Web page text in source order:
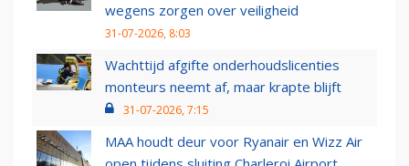
wegens zorgen over veiligheid
31-07-2026, 8:03
Wachttijd afgifte onderhoudslicenties
monteurs neemt af, maar krapte blijft
31-07-2026, 7:15
MAA houdt deur voor Ryanair en Wizz Air